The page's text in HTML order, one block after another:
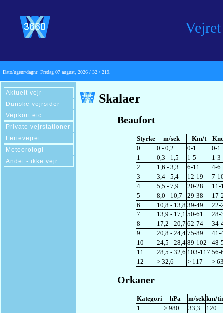
Dato/ugenr/dagnr: Fredag 07 august, 2026 / 32 / 219.
Skalaer
Beaufort
Styrke m/sek Km/t
0
0 - 0,2 0-1
0-1
1
0,3 - 1,5 1-5
1-3
2
1,6 - 3,3 6-11
4-6
3
3,4 - 5,4 12-19
7-
4
5,5 - 7,9 20-28
11-
5
8,0 - 10,7 29-38
17-
6
10,8 - 13,8 39-49
22-
7
13,9 - 17,1 50-61
28-
8
17,2 - 20,7 62-74
34-
9
20,8 - 24,4 75-89
41-
10
24,5 - 28,4 89-102
48-
11
28,5 - 32,6 103-117 56-
12
> 32,6 > 117 >
Orkaner
Kategori hPa m/sek km/
1
> 980 33,3
120
Aktuelt vejr
Danske vejrsider
Vejrkort etc.
Private vejrstationer
Ferievejret
Meteorologi
Andet - ikke vejr